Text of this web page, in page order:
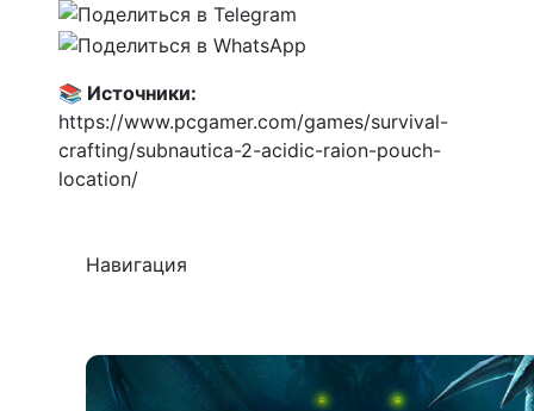
📚 Источники:
https://www.pcgamer.com/games/survival-
crafting/subnautica-2-acidic-raion-pouch-
location/
Навигация